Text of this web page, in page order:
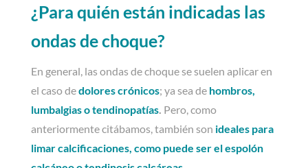
¿Para quién están indicadas las
ondas de choque?
En general, las ondas de choque se suelen aplicar en
el caso dedolores crónicos; ya sea de hombros,
lumbalgias o tendinopatías. Pero, como
anteriormente citábamos, también son ideales para
limar calcificaciones, como puede ser el espolón